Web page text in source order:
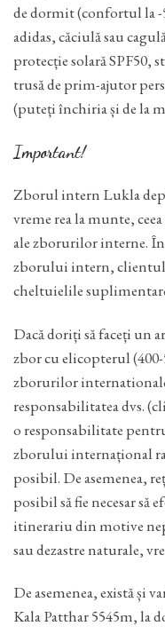
de dormit (confortul la -
adidas, căciulă sau
protecție solară SPF50,
trusă de prim-ajutor
(puteți închiria și de la
Important!
Zborul intern Lukla
vreme rea la munte,
ale zborurilor interne. În
zborului intern, clientul
cheltuielile
Dacă doriți să faceți un
zbor cu elicopterul
zborurilor
responsabilitatea dvs.
o responsabilitate
zborului internațional
posibil. De asemenea,
posibil să fie necesar
itinerariu din motive
sau dezastre naturale,
De asemenea, există și
Kala Patthar 5545m, la